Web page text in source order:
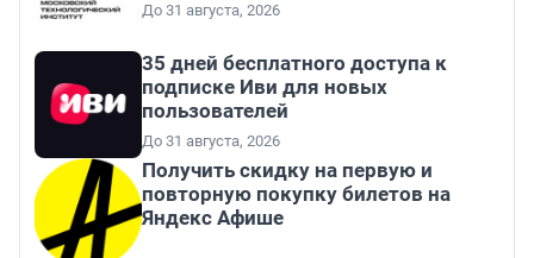
До 31 августа, 2026
35 дней бесплатного доступа к
подписке Иви для новых
пользователей
До 31 августа, 2026
Получить скидку на первую и
повторную покупку билетов на
Яндекс Афише